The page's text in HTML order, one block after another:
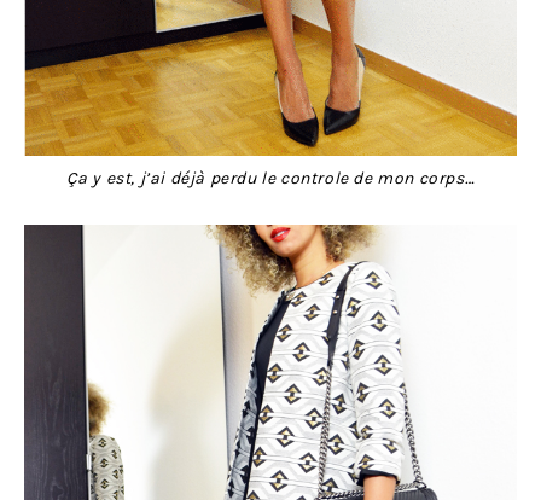
Ça y est, j’ai déjà perdu le controle de mon corps…